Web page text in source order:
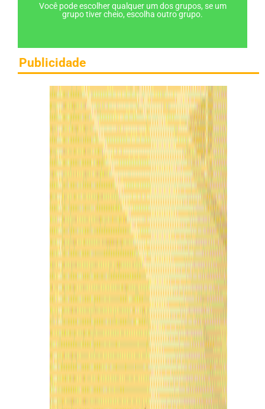
Você pode escolher qualquer um dos grupos, se um
grupo tiver cheio, escolha outro grupo.
Publicidade